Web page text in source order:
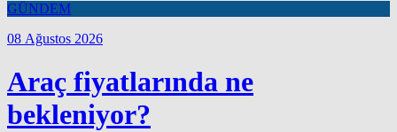
GÜNDEM
08 Ağustos 2026
Araç fiyatlarında ne
bekleniyor?